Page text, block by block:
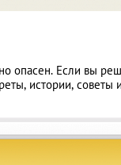
опасен. Если вы
истории, советы